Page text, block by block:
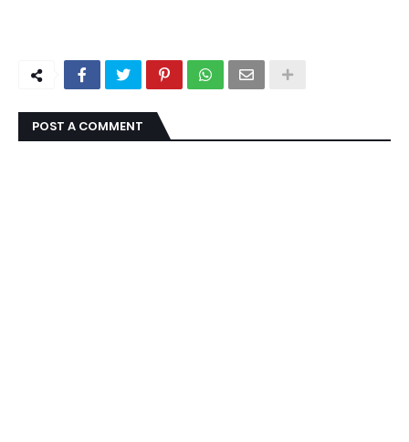
POST A COMMENT